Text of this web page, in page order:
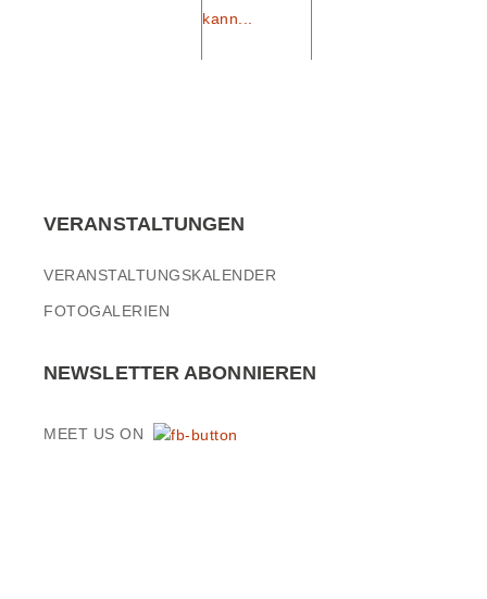
kann...
VERANSTALTUNGEN
VERANSTALTUNGSKALENDER
FOTOGALERIEN
NEWSLETTER ABONNIEREN
MEET US ON